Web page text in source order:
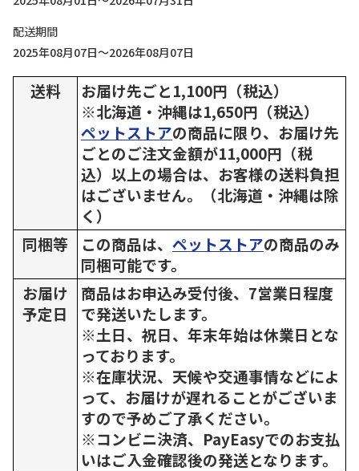
配送期間
2025年08月07日～2026年08月07日
送料
お届け先ごと1,100円（税込）
※北海道・沖縄は1,650円（税込）
ペットストアの商品に限り、お届け先
ごとのご注文金額が11,000円（税
込）以上の場合は、お客様の送料負担
はございません。（北海道・沖縄は除
く）
同梱等
この商品は、 ペットストアの商品のみ
同梱可能です。
お届け
予定日
商品はお申込み受付後、7営業日程度
で発送いたします。
※土日、祝日、年末年始は休業日とな
っております。
※在庫状況、天候や交通事情などによ
って、お届けが遅れることがございま
すので予めご了承ください。
※コンビニ決済、PayEasyでのお支払
いはご入金確認後の発送となります。